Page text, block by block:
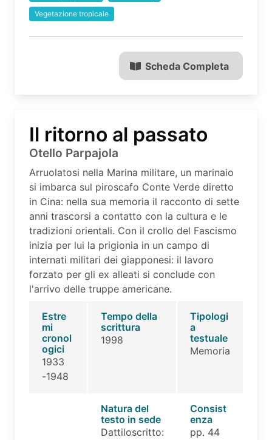
Vegetazione tropicale
Scheda Completa
Il ritorno al passato
Otello Parpajola
Arruolatosi nella Marina militare, un marinaio
si imbarca sul piroscafo Conte Verde diretto
in Cina: nella sua memoria il racconto di sette
anni trascorsi a contatto con la cultura e le
tradizioni orientali. Con il crollo del Fascismo
inizia per lui la prigionia in un campo di
internati militari dei giapponesi: il lavoro
forzato per gli ex alleati si conclude con
l'arrivo delle truppe americane.
Estre
mi
cronol
ogici
1933
-1948
Tempo della
scrittura
1998
Tipologi
a
testuale
Memoria
Natura del
testo in sede
Dattiloscritto:
Consist
enza
pp. 44